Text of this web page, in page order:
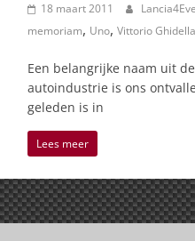
18 maart 2011
memoriam, Uno, Vittorio Ghidella
Een belangrijke naam uit
autoindustrie is ons
geleden is in
Lees meer